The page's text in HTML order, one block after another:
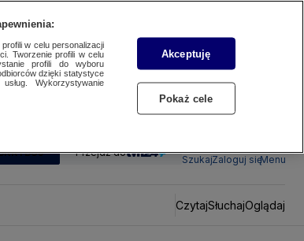
Przejdź do
SzukajZaloguj sięMenu
CzytajSłuchajOglądaj
w celu personalizacji
Tworzenie profili w celu
profili do wyboru
dzięki statystyce
Wykorzystywanie
Akceptuję
Pokaż cele